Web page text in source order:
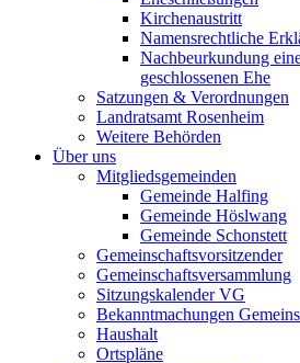
Kirchenaustritt
Namensrechtliche
Nachbeurkundung
geschlossenen Ehe
Satzungen & Verordnungen
Landratsamt Rosenheim
Weitere Behörden
Über uns
Mitgliedsgemeinden
Gemeinde Halfing
Gemeinde Höslwang
Gemeinde Schonstett
Gemeinschaftsvorsitzender
Gemeinschaftsversammlung
Sitzungskalender VG
Bekanntmachungen
Haushalt
Ortspläne